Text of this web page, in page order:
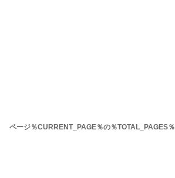
ページ％CURRENT_PAGE％の％TOTAL_PAGES％